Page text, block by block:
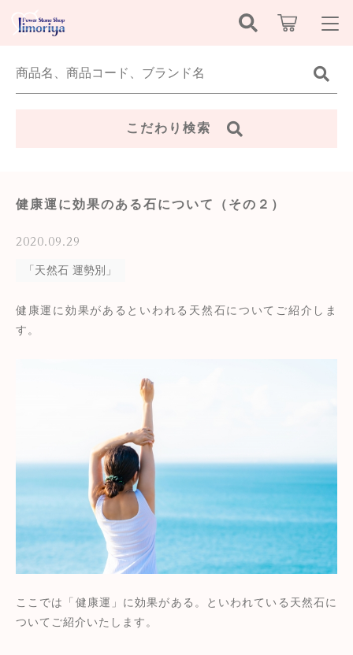
こだわり検索
健康運に効果のある石について（その２）
2020.09.29
「天然石 運勢別」
健康運に効果があるといわれる天然石についてご紹介しま
す。
ここでは「健康運」に効果がある。といわれている天然石に
ついてご紹介いたします。
ログイン / 会員登録
セール商品から探す
お問い合わせ
金運・幸運
才能開花・成長
石の種類別
子カテゴリ
価格帯